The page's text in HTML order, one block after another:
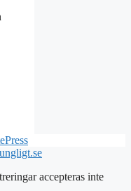
accepteras inte